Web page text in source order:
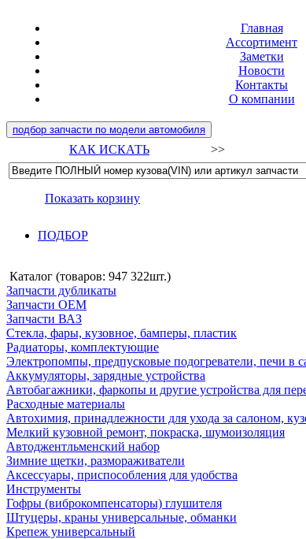
Главная
Ассортимент
Заметки
Новости
Контакты
О компании
подбор запчасти по модели автомобиля
КАК ИСКАТЬ >>
Показать корзину
ПОДБОР
Каталог (товаров: 947 322шт.)
Запчасти дубликаты
Запчасти ОЕМ
Запчасти ВАЗ
Стекла, фары, кузовное, бамперы, пластик
Радиаторы, комплектующие
Электропомпы, предпусковые подогреватели, печи в
Аккумуляторы, зарядные устройства
Автобагажники, фаркопы и другие устройства для
Расходные материалы
Автохимия, принадлежности для ухода за салоном,
Мелкий кузовной ремонт, покраска, шумоизоляция
Автоджентльменский набор
Зимние щетки, размораживатели
Аксессуары, приспособления для удобства
Инструменты
Гофры (виброкомпенсаторы) глушителя
Штуцеры, краны универсальные, обманки
Крепеж универсальный